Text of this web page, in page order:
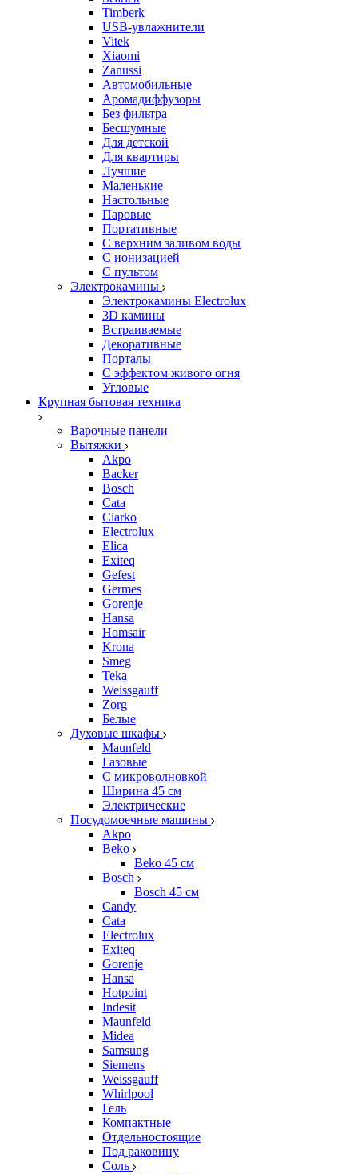
Timberk
USB-увлажнители
Vitek
Xiaomi
Zanussi
Автомобильные
Аромадиффузоры
Без фильтра
Бесшумные
Для детской
Для квартиры
Лучшие
Маленькие
Настольные
Паровые
Портативные
С верхним заливом воды
С ионизацией
С пультом
Электрокамины
Электрокамины Electrolux
3D камины
Встраиваемые
Декоративные
Порталы
С эффектом живого огня
Угловые
Крупная бытовая техника
Варочные панели
Вытяжки
Akpo
Backer
Bosch
Cata
Ciarko
Electrolux
Elica
Exiteq
Gefest
Germes
Gorenje
Hansa
Homsair
Krona
Smeg
Teka
Weissgauff
Zorg
Белые
Духовые шкафы
Maunfeld
Газовые
С микроволновкой
Ширина 45 см
Электрические
Посудомоечные машины
Akpo
Beko
Beko 45 см
Bosch
Bosch 45 см
Candy
Cata
Electrolux
Exiteq
Gorenje
Hansa
Hotpoint
Indesit
Maunfeld
Midea
Samsung
Siemens
Weissgauff
Whirlpool
Гель
Компактные
Отдельностоящие
Под раковину
Соль